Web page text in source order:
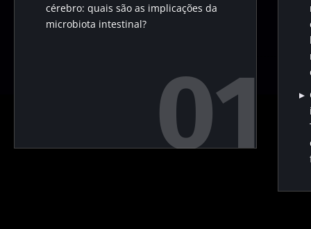
cérebro: quais são as implicações da
microbiota intestinal?